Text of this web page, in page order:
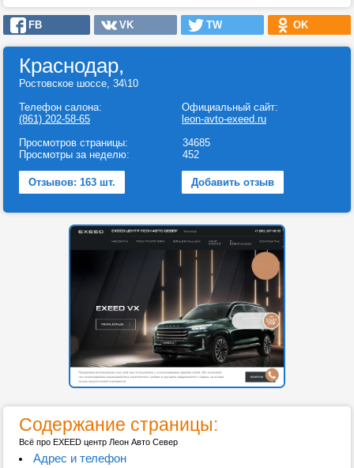
FB VK TW OK
Краснодар,
Ростовское шоссе, 34\10
Телефон салона:
(861) 202-58-65
Официальный сайт:
leon-avto-exeed.ru
Просмотров страницы:
Просмотры за неделю:
34685
452
Отзывов: 163 шт. Добавить отзыв
Содержание страницы:
Всё про EXEED центр Леон Авто Север
Адрес и телефон